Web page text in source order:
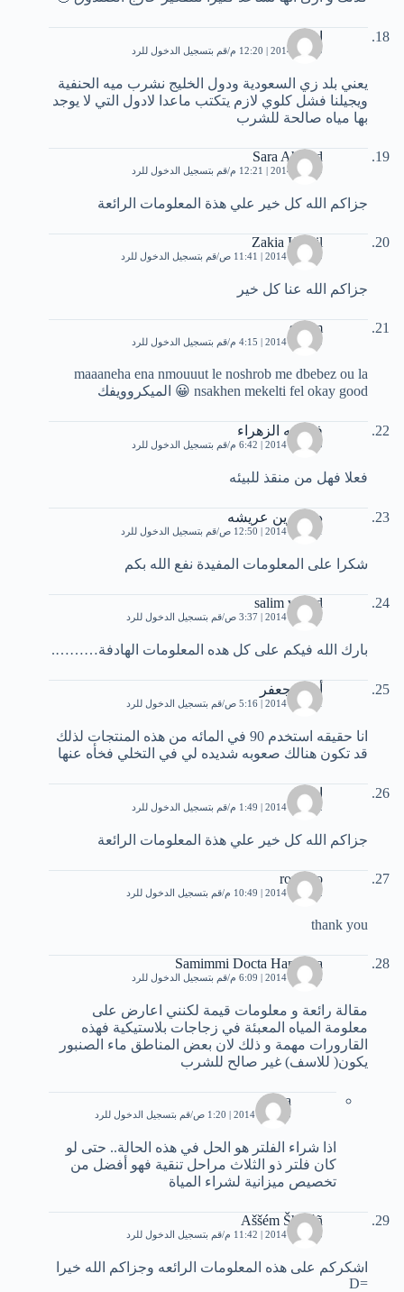
ازاي
9 يناير، 2014 | 12:20 م قم بتسجيل الدخول للرد
يعني بلد زي السعودية ودول الخليج نشرب ميه الحنفية
ويجيلنا فشل كلوي لازم يتكتب ماعدا لادول التي لا يوجد
بها مياه صالحة للشرب
Sara Ahmed
9 يناير، 2014 | 12:21 م قم بتسجيل الدخول للرد
جزاكم الله كل خير علي هذة المعلومات الرائعة
Zakia Khalil
10 يناير، 2014 | 11:41 ص قم بتسجيل الدخول للرد
جزاكم الله عنا كل خير
sihem
10 يناير، 2014 | 4:15 م قم بتسجيل الدخول للرد
maaaneha ena nmouuut le noshrob me dbebez ou la
nsakhen mekelti fel okay good 😀 الميكروويفك
فاطمه الزهراء
10 يناير، 2014 | 6:42 م قم بتسجيل الدخول للرد
فعلا فهل من منقذ للبيئه
دريه زين عريشه
11 يناير، 2014 | 12:50 ص قم بتسجيل الدخول للرد
شكرا على المعلومات المفيدة نفع الله بكم
salim wahid
11 يناير، 2014 | 3:37 ص قم بتسجيل الدخول للرد
بارك الله فيكم على كل هده المعلومات الهادفة……….
أحمد جعفر
11 يناير، 2014 | 5:16 ص قم بتسجيل الدخول للرد
انا حقيقه استخدم 90 في المائه من هذه المنتجات لذلك
قد تكون هنالك صعوبه شديده لي في التخلي فخأه عنها
ايمان
12 يناير، 2014 | 1:49 م قم بتسجيل الدخول للرد
جزاكم الله كل خير علي هذة المعلومات الرائعة
ronaldo
12 يناير، 2014 | 10:49 م قم بتسجيل الدخول للرد
thank you
Samimmi Docta Hanouna
13 يناير، 2014 | 6:09 م قم بتسجيل الدخول للرد
مقالة رائعة و معلومات قيمة لكنني اعارض على
معلومة المياه المعبئة في زجاجات بلاستيكية فهذه
القارورات مهمة و ذلك لان بعض المناطق ماء الصنبور
يكون( للاسف) غير صالح للشرب
Rina
15 يناير، 2014 | 1:20 ص قم بتسجيل الدخول للرد
اذا شراء الفلتر هو الحل في هذه الحالة.. حتى لو
كان فلتر ذو الثلاث مراحل تنقية فهو أفضل من
تخصيص ميزانية لشراء المياة
Aššém Šhâhìñ
15 يناير، 2014 | 11:42 م قم بتسجيل الدخول للرد
اشكركم على هذه المعلومات الرائعه وجزاكم الله خيرا
=D